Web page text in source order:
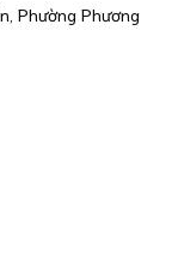
Phường Phương